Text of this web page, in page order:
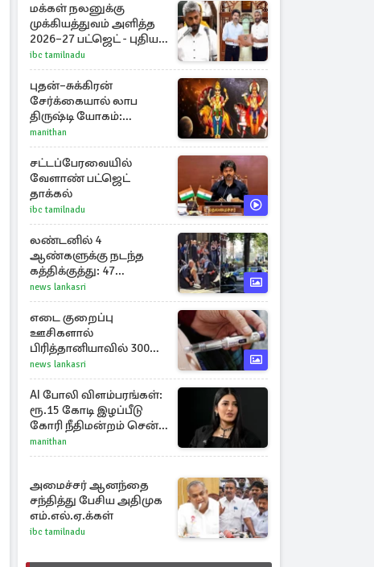
மக்கள் நலனுக்கு
முக்கியத்துவம் அளித்த
2026–27 பட்ஜெட் - புதிய
நலத்திட்டங்கள்
என்னென்ன?
ibc tamilnadu
புதன்–சுக்கிரன்
சேர்க்கையால் லாப
திருஷ்டி யோகம்:
அதிர்ஷ்டம் பெறும் டாப் 3
ராசிகள்!
manithan
சட்டப்பேரவையில்
வேளாண் பட்ஜெட்
தாக்கல்
ibc tamilnadu
லண்டனில் 4
ஆண்களுக்கு நடந்த
கத்திக்குத்து: 47
வயதுடைய பெண்
ஒருவர் கைது
news lankasri
எடை குறைப்பு
ஊசிகளால்
பிரித்தானியாவில் 300
சதவீதம் அதிகரித்த
இறப்பு எண்ணிக்கை
news lankasri
AI போலி விளம்பரங்கள்:
ரூ.15 கோடி இழப்பீடு
கோரி நீதிமன்றம் சென்ற
நடிகை ஸ்ருதி ஹாசன்!
manithan
அமைச்சர் ஆனந்தை
சந்தித்து பேசிய அதிமுக
எம்.எல்.ஏ.க்கள்
ibc tamilnadu